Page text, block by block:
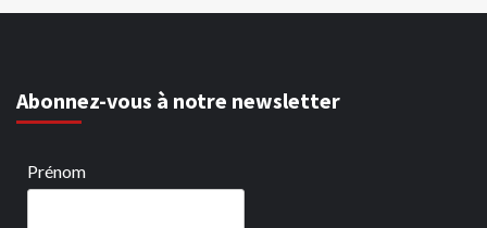
Abonnez-vous à notre newsletter
Prénom